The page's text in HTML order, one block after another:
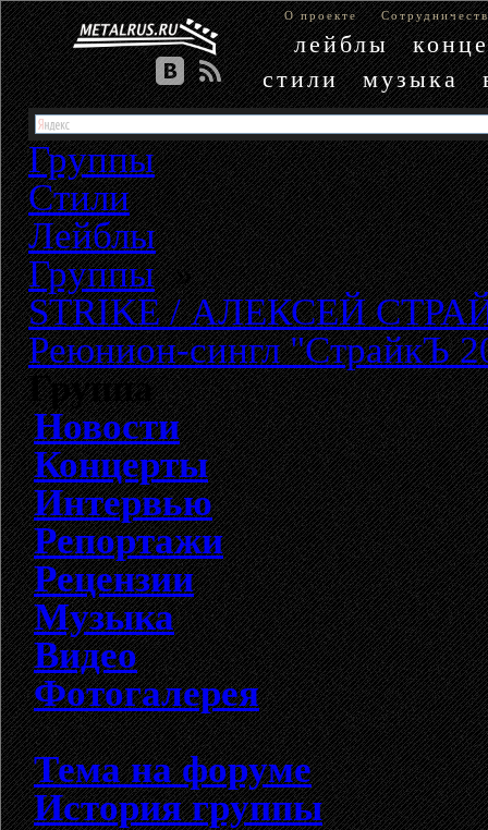
О проекте
лейблы
стили
музыка
Группы
Стили
Лейблы
Группы»
STRIKE / АЛЕКСЕЙ
Реюнион-сингл "СтрайкЪ
Группа
Новости
Концерты
Интервью
Репортажи
Рецензии
Музыка
Видео
Фотогалерея
Тема на форуме
История группы